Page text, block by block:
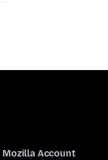
Mozilla Account